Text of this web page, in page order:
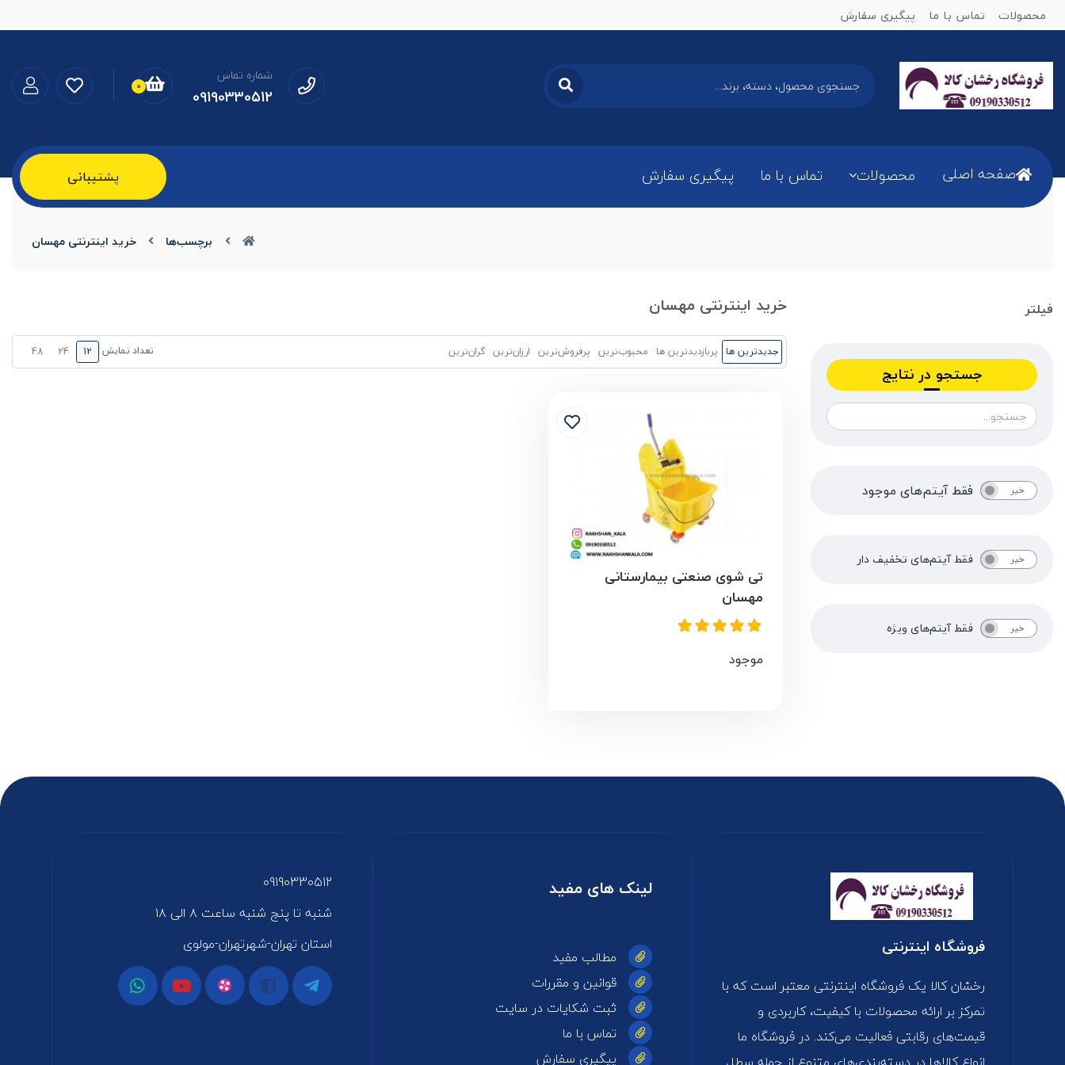
محصولات تماس با ما پیگیری سفارش
شماره تماس
09190330512
0
صفحه اصلی محصولات تماس با ما پیگیری سفارش پشتیبانی
برچسب‌ها خرید اینترنتی مهسان
فیلتر
جستجو در نتایج
بله خیر فقط آیتم‌های موجود
بله خیر فقط آیتم‌های تخفیف دار
بله خیر فقط آیتم‌های ویژه
خرید اینترنتی مهسان
جدیدترین ها پربازدیدترین ها محبوب‌‌ترین پرفروش‌ترین ارزان‌ترین گران‌ترین تعداد نمایش 12
24
48
تی شوی صنعتی بیمارستانی
مهسان
موجود
فروشگاه اینترنتی
رخشان کالا یک فروشگاه اینترنتی معتبر است که با
تمرکز بر ارائه محصولات با کیفیت، کاربردی و
قیمت‌های رقابتی فعالیت می‌کند. در فروشگاه ما
لینک های مفید
مطالب مفید
قوانین و مقررات
ثبت شکایات در سایت
تماس با ما
پیگیری سفارش
09190330512
شنبه تا پنج شنبه ساعت ۸ الی ۱۸
استان تهران-شهرتهران-مولوی